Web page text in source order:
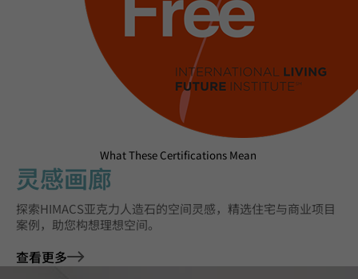
What These Certifications Mean
灵感画廊
探索HIMACS亚克力人造石的空间灵感，精选住宅与商业项目
案例，助您构想理想空间。
查看更多